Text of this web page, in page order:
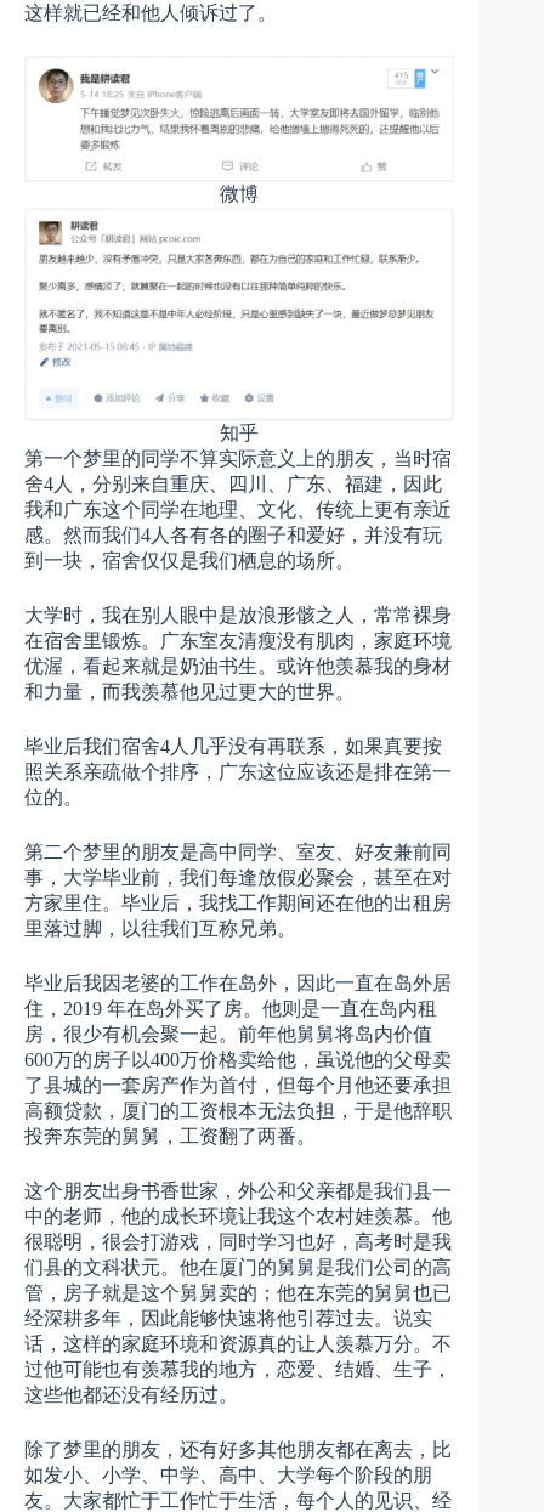
这样就已经和他人倾诉过了。
微博
知乎
第一个梦里的同学不算实际意义上的朋友，当时宿
舍4人，分别来自重庆、四川、广东、福建，因此
我和广东这个同学在地理、文化、传统上更有亲近
感。然而我们4人各有各的圈子和爱好，并没有玩
到一块，宿舍仅仅是我们栖息的场所。
大学时，我在别人眼中是放浪形骸之人，常常裸身
在宿舍里锻炼。广东室友清瘦没有肌肉，家庭环境
优渥，看起来就是奶油书生。或许他羡慕我的身材
和力量，而我羡慕他见过更大的世界。
毕业后我们宿舍4人几乎没有再联系，如果真要按
照关系亲疏做个排序，广东这位应该还是排在第一
位的。
第二个梦里的朋友是高中同学、室友、好友兼前同
事，大学毕业前，我们每逢放假必聚会，甚至在对
方家里住。毕业后，我找工作期间还在他的出租房
里落过脚，以往我们互称兄弟。
毕业后我因老婆的工作在岛外，因此一直在岛外居
住，2019 年在岛外买了房。他则是一直在岛内租
房，很少有机会聚一起。前年他舅舅将岛内价值
600万的房子以400万价格卖给他，虽说他的父母卖
了县城的一套房产作为首付，但每个月他还要承担
高额贷款，厦门的工资根本无法负担，于是他辞职
投奔东莞的舅舅，工资翻了两番。
这个朋友出身书香世家，外公和父亲都是我们县一
中的老师，他的成长环境让我这个农村娃羡慕。他
很聪明，很会打游戏，同时学习也好，高考时是我
们县的文科状元。他在厦门的舅舅是我们公司的高
管，房子就是这个舅舅卖的；他在东莞的舅舅也已
经深耕多年，因此能够快速将他引荐过去。说实
话，这样的家庭环境和资源真的让人羡慕万分。不
过他可能也有羡慕我的地方，恋爱、结婚、生子，
这些他都还没有经历过。
除了梦里的朋友，还有好多其他朋友都在离去，比
如发小、小学、中学、高中、大学每个阶段的朋
友。大家都忙于工作忙于生活，每个人的见识、经